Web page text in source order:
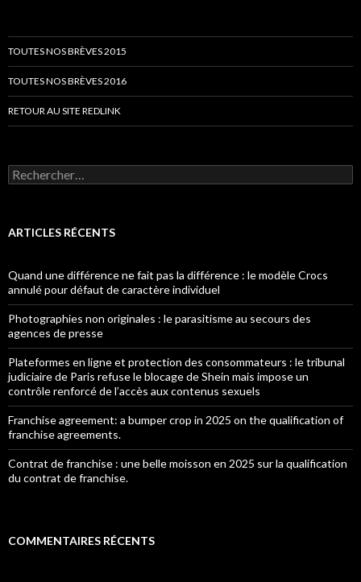
TOUTES NOS BRÈVES 2015
TOUTES NOS BRÈVES 2016
RETOUR AU SITE REDLINK
Rechercher :
ARTICLES RÉCENTS
Quand une différence ne fait pas la différence : le modèle Crocs
annulé pour défaut de caractère individuel
Photographies non originales : le parasitisme au secours des
agences de presse
Plateformes en ligne et protection des consommateurs : le tribunal
judiciaire de Paris refuse le blocage de Shein mais impose un
contrôle renforcé de l’accès aux contenus sexuels
Franchise agreement: a bumper crop in 2025 on the qualification of
franchise agreements.
Contrat de franchise : une belle moisson en 2025 sur la qualification
du contrat de franchise.
COMMENTAIRES RÉCENTS